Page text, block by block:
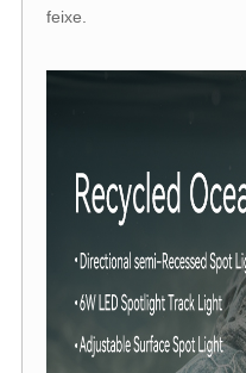
feixe.